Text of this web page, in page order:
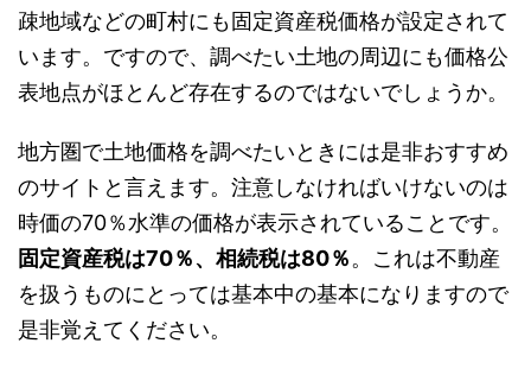
疎地域などの町村にも固定資産税価格が設定されて
います。ですので、調べたい土地の周辺にも価格公
表地点がほとんど存在するのではないでしょうか。
地方圏で土地価格を調べたいときには是非おすすめ
のサイトと言えます。注意しなければいけないのは
時価の70％水準の価格が表示されていることです。
固定資産税は70％、相続税は80％。これは不動産
を扱うものにとっては基本中の基本になりますので
是非覚えてください。